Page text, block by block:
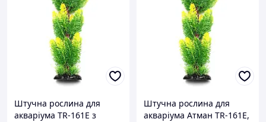
Штучна рослина для
акваріума TR-161E з
Штучна рослина для
акваріума Атман TR-161E,